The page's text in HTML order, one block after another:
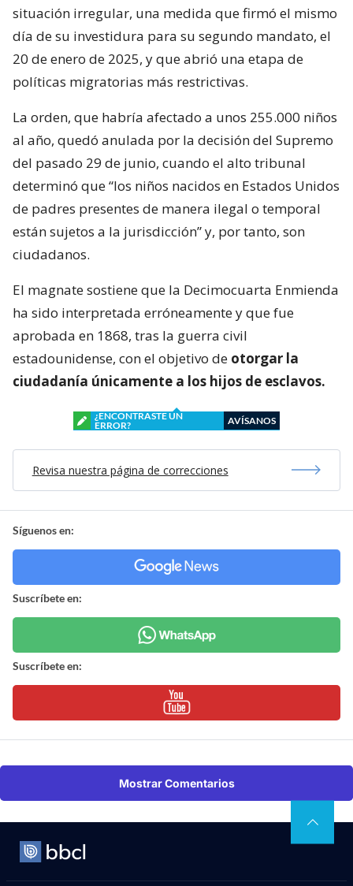
situación irregular, una medida que firmó el mismo
día de su investidura para su segundo mandato, el
20 de enero de 2025, y que abrió una etapa de
políticas migratorias más restrictivas.
La orden, que habría afectado a unos 255.000 niños
al año, quedó anulada por la decisión del Supremo
del pasado 29 de junio, cuando el alto tribunal
determinó que “los niños nacidos en Estados Unidos
de padres presentes de manera ilegal o temporal
están sujetos a la jurisdicción” y, por tanto, son
ciudadanos.
El magnate sostiene que la Decimocuarta Enmienda
ha sido interpretada erróneamente y que fue
aprobada en 1868, tras la guerra civil
estadounidense, con el objetivo de otorgar la
ciudadanía únicamente a los hijos de esclavos.
¿ENCONTRASTE UN
ERROR?
AVÍSANOS
Revisa nuestra página de correcciones
Síguenos en:
Suscríbete en:
Suscríbete en:
Mostrar Comentarios